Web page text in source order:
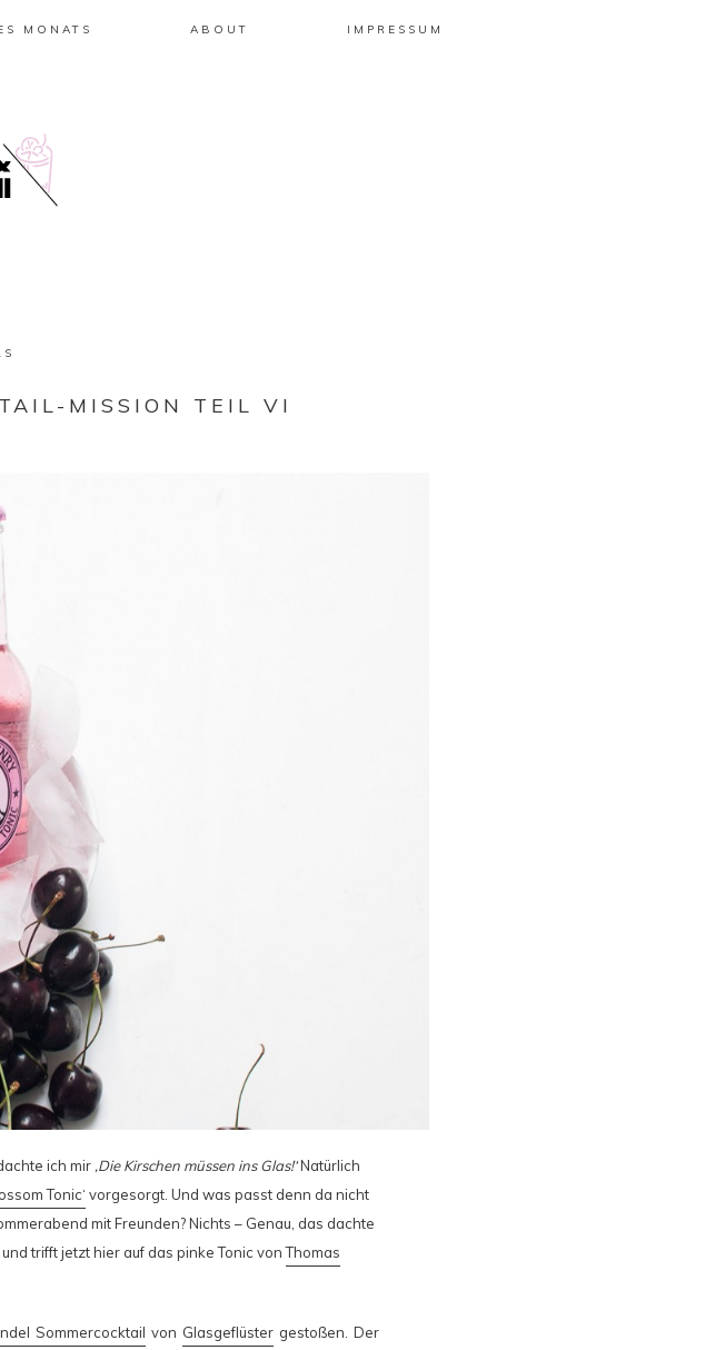
MONATS ABOUT IMPRESSUM
MISSION TEIL VI
ich mir ‚Die Kirschen müssen ins Glas!‘Natürlich
Tonic‘ vorgesorgt. Und was passt denn da nicht
mit Freunden? Nichts – Genau, das dachte
trifft jetzt hier auf das pinke Tonic vonThomas
Sommercocktail von Glasgeflüster gestoßen. Der